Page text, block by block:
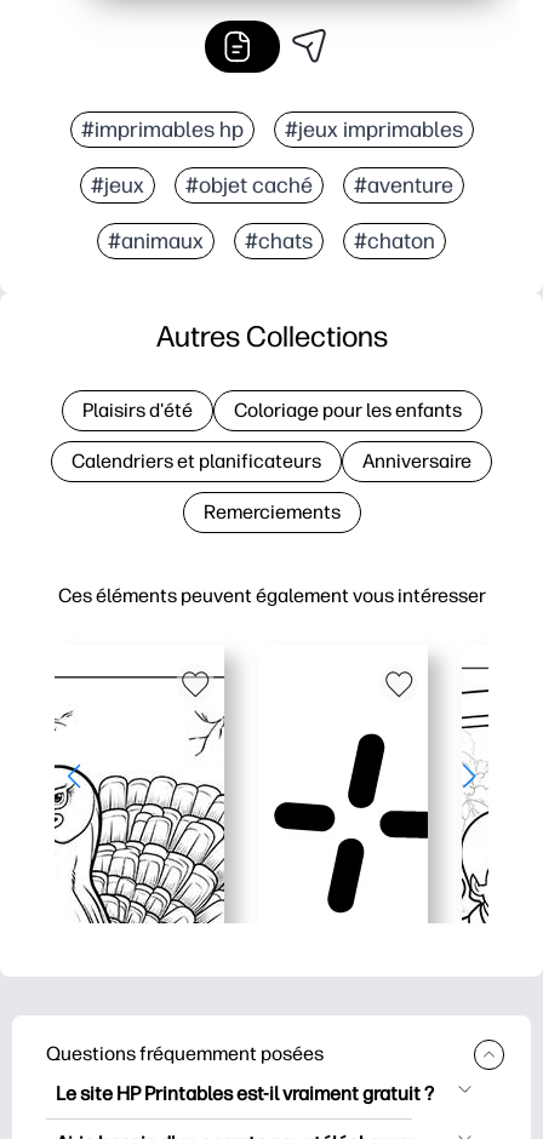
#imprimables hp #jeux imprimables
#jeux #objet caché #aventure
#animaux #chats #chaton
Ces éléments peuvent également vous intéresser
Autres Collections
Plaisirs d'été Coloriage pour les enfants
Calendriers et planificateurs Anniversaire
Remerciements
Questions fréquemment posées
Le site HP Printables est-il vraiment gratuit ?
HP Printables propose plus de 2500